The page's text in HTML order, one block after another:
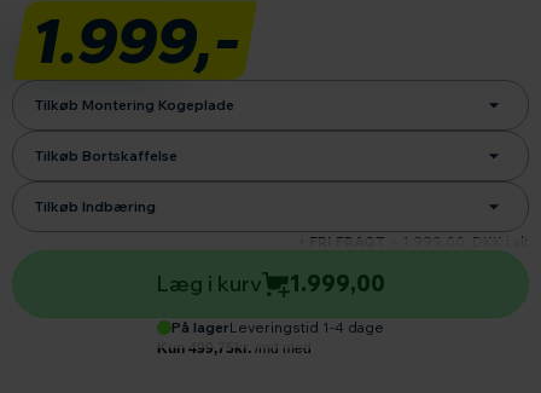
1.999,-
Tilkøb Montering Kogeplade
Tilkøb Bortskaffelse
Tilkøb Indbæring
+ FRI FRAGT
1.999,00 DKK i alt
På lager Leveringstid 1-4 dage
Læg i kurv 1.999,00